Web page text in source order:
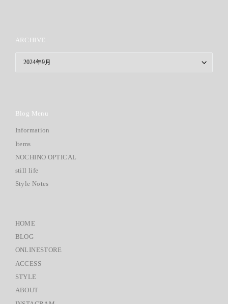
ARCHIVE
Blog Menu
Information
Items
NOCHINO OPTICAL
still life
Style Notes
HOME
BLOG
ONLINESTORE
ACCESS
STYLE
ABOUT